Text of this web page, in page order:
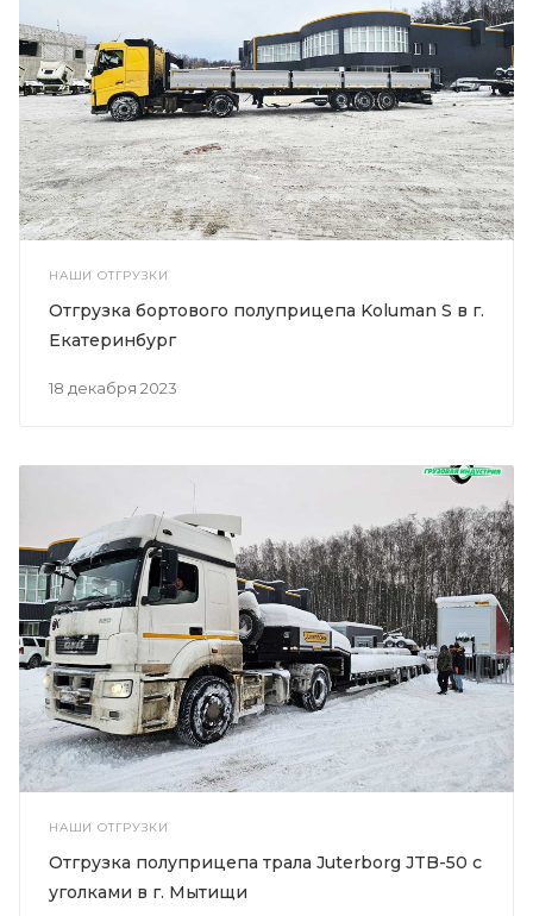
НАШИ ОТГРУЗКИ
18 декабря 2023
Отгрузка бортового полуприцепа Koluman S в г.
Екатеринбург
НАШИ ОТГРУЗКИ
Отгрузка полуприцепа трала Juterborg JTB-50 с
уголками в г. Мытищи